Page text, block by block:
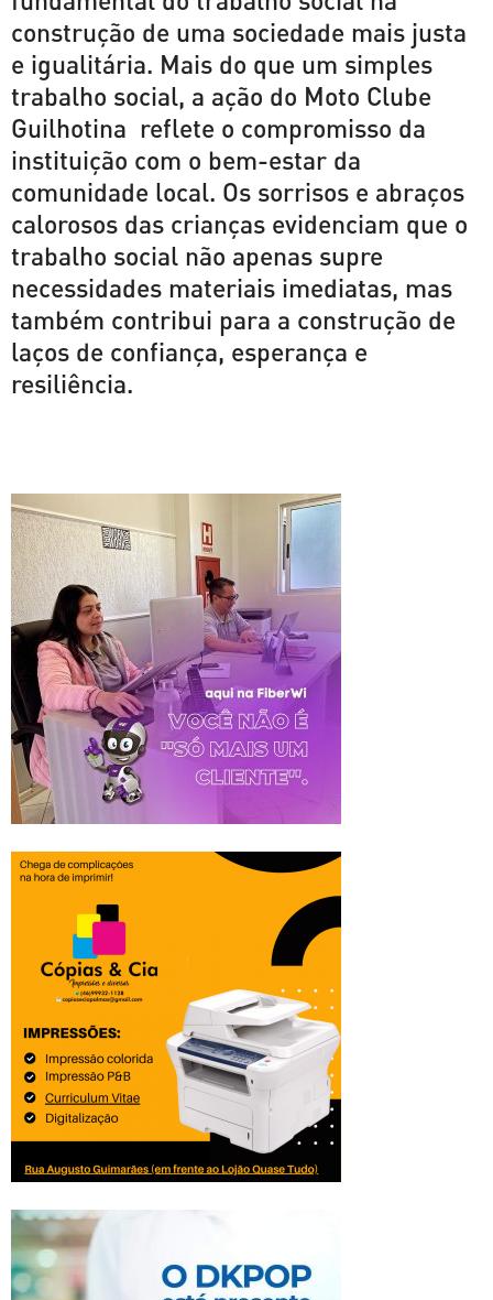
construção de uma sociedade mais justa
e igualitária. Mais do que um simples
trabalho social, a ação do Moto Clube
Guilhotina reflete o compromisso da
instituição com o bem-estar da
comunidade local. Os sorrisos e abraços
calorosos das crianças evidenciam que o
trabalho social não apenas supre
necessidades materiais imediatas, mas
também contribui para a construção de
laços de confiança, esperança e
resiliência.